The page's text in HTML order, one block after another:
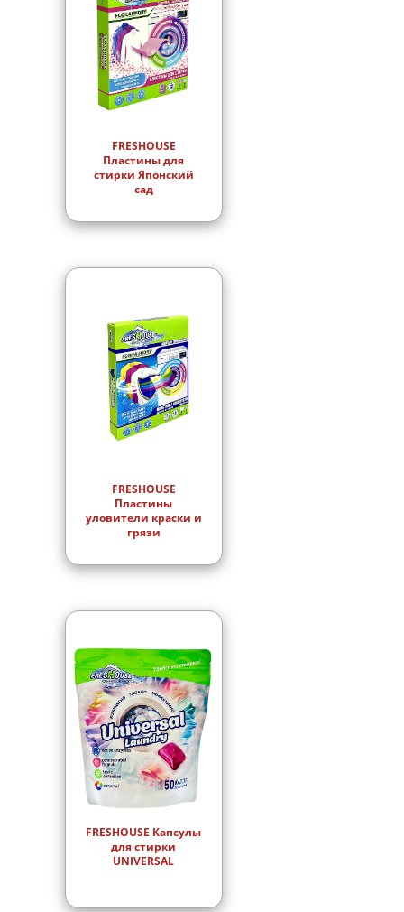
FRESHOUSE
Пластины для
стирки Японский
сад
FRESHOUSE
Пластины
уловители краски и
грязи
FRESHOUSE Капсулы
для стирки
UNIVERSAL